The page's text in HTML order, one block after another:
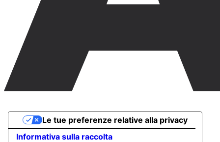
Informativa sulla raccolta
Le tue preferenze relative alla privacy